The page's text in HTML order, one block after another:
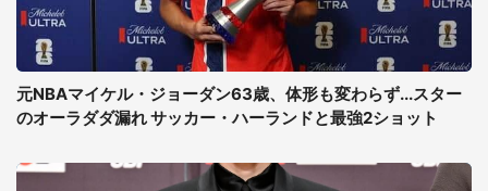
元NBAマイケル・ジョーダン63歳、体形も変わらず...スター
のオーラダダ漏れ サッカー・ハーランドと最強2ショット